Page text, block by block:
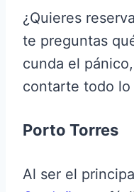
¿Quieres
te preguntas
cunda el
contarte todo lo
Porto Torres
Al ser el